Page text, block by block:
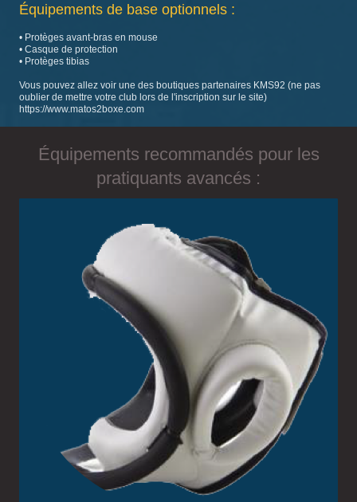
Équipements de base optionnels :
• Protèges avant-bras en mouse
• Casque de protection
• Protèges tibias
Vous pouvez allez voir une des boutiques partenaires KMS92 (ne pas
oublier de mettre votre club lors de l'inscription sur le site)
https://www.matos2boxe.com
Équipements recommandés pour les
pratiquants avancés :